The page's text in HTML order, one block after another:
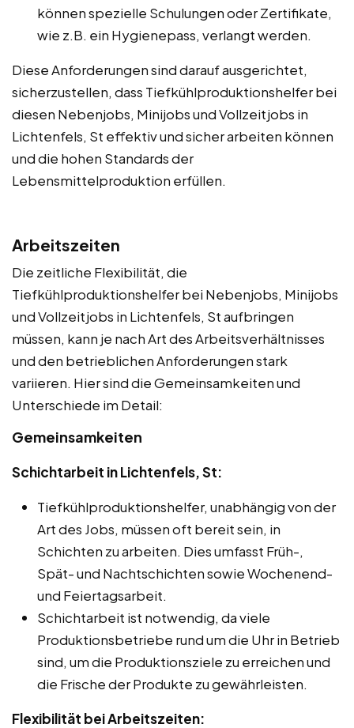
können spezielle Schulungen oder Zertifikate,
wie z.B. ein Hygienepass, verlangt werden.
Diese Anforderungen sind darauf ausgerichtet,
sicherzustellen, dass Tiefkühlproduktionshelfer bei
diesen Nebenjobs, Minijobs und Vollzeitjobs in
Lichtenfels, St effektiv und sicher arbeiten können
und die hohen Standards der
Lebensmittelproduktion erfüllen.
Arbeitszeiten
Die zeitliche Flexibilität, die
Tiefkühlproduktionshelfer bei Nebenjobs, Minijobs
und Vollzeitjobs in Lichtenfels, St aufbringen
müssen, kann je nach Art des Arbeitsverhältnisses
und den betrieblichen Anforderungen stark
variieren. Hier sind die Gemeinsamkeiten und
Unterschiede im Detail:
Gemeinsamkeiten
Schichtarbeit in Lichtenfels, St:
Tiefkühlproduktionshelfer, unabhängig von der
Art des Jobs, müssen oft bereit sein, in
Schichten zu arbeiten. Dies umfasst Früh-,
Spät- und Nachtschichten sowie Wochenend-
und Feiertagsarbeit.
Schichtarbeit ist notwendig, da viele
Produktionsbetriebe rund um die Uhr in Betrieb
sind, um die Produktionsziele zu erreichen und
die Frische der Produkte zu gewährleisten.
Flexibilität bei Arbeitszeiten: